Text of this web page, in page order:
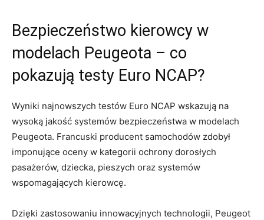
Bezpieczeństwo kierowcy w
modelach ‍Peugeota –⁣ co
pokazują testy Euro NCAP?
Wyniki najnowszych testów Euro NCAP‌ wskazują na
wysoką ⁢jakość systemów‍ bezpieczeństwa w modelach
Peugeota. Francuski producent‌ samochodów zdobył
imponujące oceny w kategorii ochrony dorosłych
pasażerów, dziecka, pieszych oraz systemów
⁤wspomagających⁢ kierowcę.
Dzięki zastosowaniu​ innowacyjnych‌ technologii, Peugeot